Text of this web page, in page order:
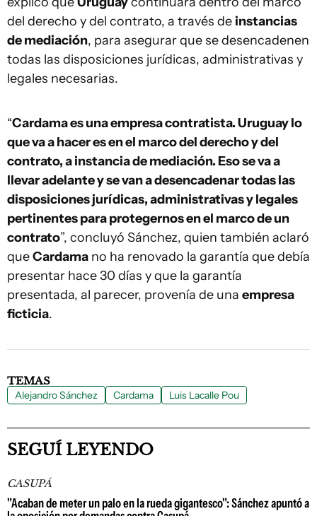
del derecho y del contrato, a través de instancias
de mediación, para asegurar que se desencadenen
todas las disposiciones jurídicas, administrativas y
legales necesarias.
“Cardama es una empresa contratista. Uruguay lo
que va a hacer es en el marco del derecho y del
contrato, a instancia de mediación. Eso se va a
llevar adelante y se van a desencadenar todas las
disposiciones jurídicas, administrativas y legales
pertinentes para protegernos en el marco de un
contrato”, concluyó Sánchez, quien también aclaró
queCardama no ha renovado la garantía que debía
presentar hace 30 días y que la garantía
presentada, al parecer, provenía de una empresa
ficticia.
TEMAS
Alejandro Sánchez Cardama Luis Lacalle Pou
SEGUÍ LEYENDO
CASUPÁ
"Acaban de meter un palo en la rueda gigantesco": Sánchez apuntó a